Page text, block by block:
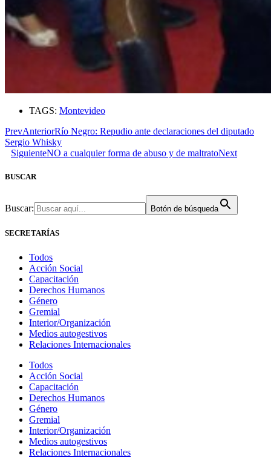
TAGS: Montevideo
PrevAnteriorRío Negro: Repudio ante declaraciones del diputado
Sergio Whisky
SiguienteNO a cualquier forma de abuso y de maltratoNext
BUSCAR
Buscar: Botón de búsqueda
SECRETARÍAS
Todos
Acción Social
Capacitación
Derechos Humanos
Género
Gremial
Interior/Organización
Medios autogestivos
Relaciones Internacionales
Todos
Acción Social
Capacitación
Derechos Humanos
Género
Gremial
Interior/Organización
Medios autogestivos
Relaciones Internacionales